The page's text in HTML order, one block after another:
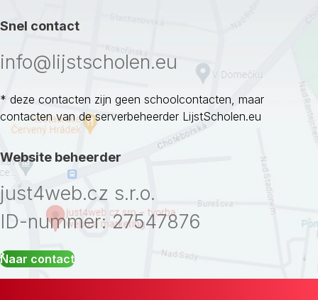
Snel contact
info@lijstscholen.eu
* deze contacten zijn geen schoolcontacten, maar
contacten van de serverbeheerder LijstScholen.eu
Website beheerder
just4web.cz s.r.o.
ID-nummer: 27547876
Naar contact